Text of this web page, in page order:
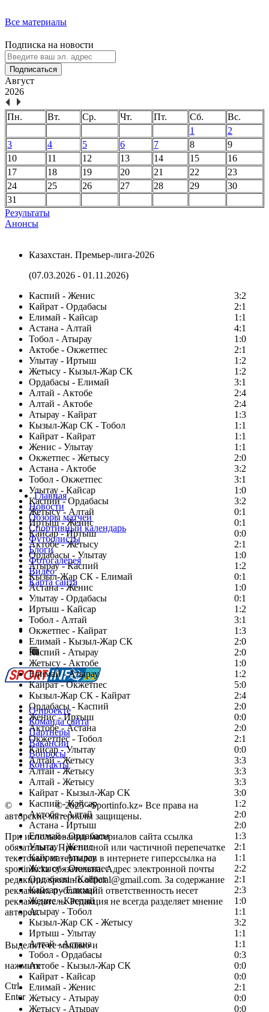
Все материалы
Подписка на новости
Подписаться
Август
2026
Пн. Вт. Ср. Чт. Пт. Сб.
Вс.
1
2
3
4 5 6 7 8
9
10
11 12 13 14 15
16
17
18 19 20 21 22
23
24
25 26 27 28 29
30
31
Результаты
Анонсы
Казахстан. Премьер-лига-2026
(07.03.2026 - 01.11.2026)
Каспий - Женис
3:2
Кайрат - Ордабасы
2:1
Елимай - Кайсар
1:1
Астана - Алтай
4:1
Тобол - Атырау
1:0
Актобе - Окжетпес
2:1
Улытау - Иртыш
1:2
Жетысу - Кызыл-Жар СК
1:2
Ордабасы - Елимай
3:1
Алтай - Актобе
2:4
Алтай - Актобе
2:4
Атырау - Кайрат
1:3
Кызыл-Жар СК - Тобол
1:1
Кайрат - Кайрат
1:1
Женис - Улытау
1:1
Окжетпес - Жетысу
2:0
Астана - Актобе
3:2
Тобол - Окжетпес
3:1
Улытау - Кайсар
1:0
Каспий - Ордабасы
3:2
Жетысу - Алтай
0:1
Иртыш - Женис
0:1
Кайсар - Иртыш
0:0
Актобе - Жетысу
2:1
Ордабасы - Улытау
1:0
Атырау - Каспий
1:2
Кызыл-Жар СК - Елимай
0:1
Астана - Женис
1:0
Улытау - Ордабасы
0:1
Иртыш - Кайсар
1:2
Тобол - Алтай
3:1
Окжетпес - Кайрат
1:3
Елимай - Кызыл-Жар СК
2:0
Каспий - Атырау
2:0
Жетысу - Актобе
1:0
Елимай - Атырау
1:2
Кайрат - Окжетпес
5:0
Кызыл-Жар СК - Кайрат
2:4
Ордабасы - Каспий
2:0
Женис - Иртыш
0:0
Актобе - Астана
2:0
Окжетпес - Тобол
2:1
Кайсар - Улытау
0:0
Алтай - Жетысу
3:3
Алтай - Жетысу
3:3
Алтай - Жетысу
3:3
Кайрат - Кызыл-Жар СК
3:0
Каспий - Кайсар
1:2
Актобе - Алтай
2:0
Астана - Иртыш
2:0
Елимай - Ордабасы
1:3
Улытау - Женис
2:1
Кайрат - Атырау
1:1
Жетысу - Окжетпес
2:2
Ордабасы - Кайрат
2:1
Кайсар - Елимай
2:3
Женис - Каспий
1:0
Атырау - Тобол
1:1
Кызыл-Жар СК - Жетысу
3:2
Иртыш - Улытау
1:1
Алтай - Астана
1:1
Тобол - Ордабасы
0:3
Актобе - Кызыл-Жар СК
0:0
Кайрат - Кайсар
0:0
Елимай - Женис
2:1
Жетысу - Атырау
0:0
Жетысу - Атырау
0:0
Главная
Новости
Обзоры матчей
Спортивный календарь
Футболисты
Блоги
Фотогалерея
Видео
Карта сайта
Есть идея?
Сообщить о мероприятии
Перейти на старый сайт
О проекте
Команда сайта
Партнеры
Вакансии
Вопросы
Контакты
© Copyright© 2025 «Sportinfo.kz» Все права на
авторские материалы защищены.
При использовании материалов сайта ссылка
обязательна. При полной или частичной перепечатке
текстовых материалов в интернете гиперссылка на
sportinfo.kz обязательна. Адрес электронной почты
редакции: sportinfo.official@gmail.com. За содержание
рекламных публикаций ответственность несет
рекламодатель. Редакция не всегда разделяет мнение
авторов.
Заметили ошибку в тексте?
Выделите ее мышью и
нажмите
Ctrl
Enter